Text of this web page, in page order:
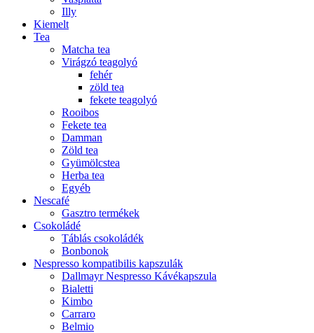
Illy
Kiemelt
Tea
Matcha tea
Virágzó teagolyó
fehér
zöld tea
fekete teagolyó
Rooibos
Fekete tea
Damman
Zöld tea
Gyümölcstea
Herba tea
Egyéb
Nescafé
Gasztro termékek
Csokoládé
Táblás csokoládék
Bonbonok
Nespresso kompatibilis kapszulák
Dallmayr Nespresso Kávékapszula
Bialetti
Kimbo
Carraro
Belmio